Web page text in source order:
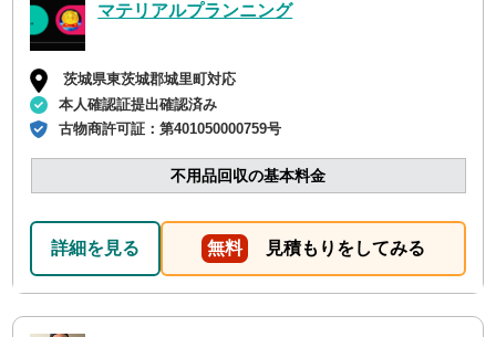
マテリアルプランニング
茨城県東茨城郡城里町対応
本人確認証提出確認済み
古物商許可証：第401050000759号
不用品回収の基本料金
詳細を見る 無料 見積もりをしてみる